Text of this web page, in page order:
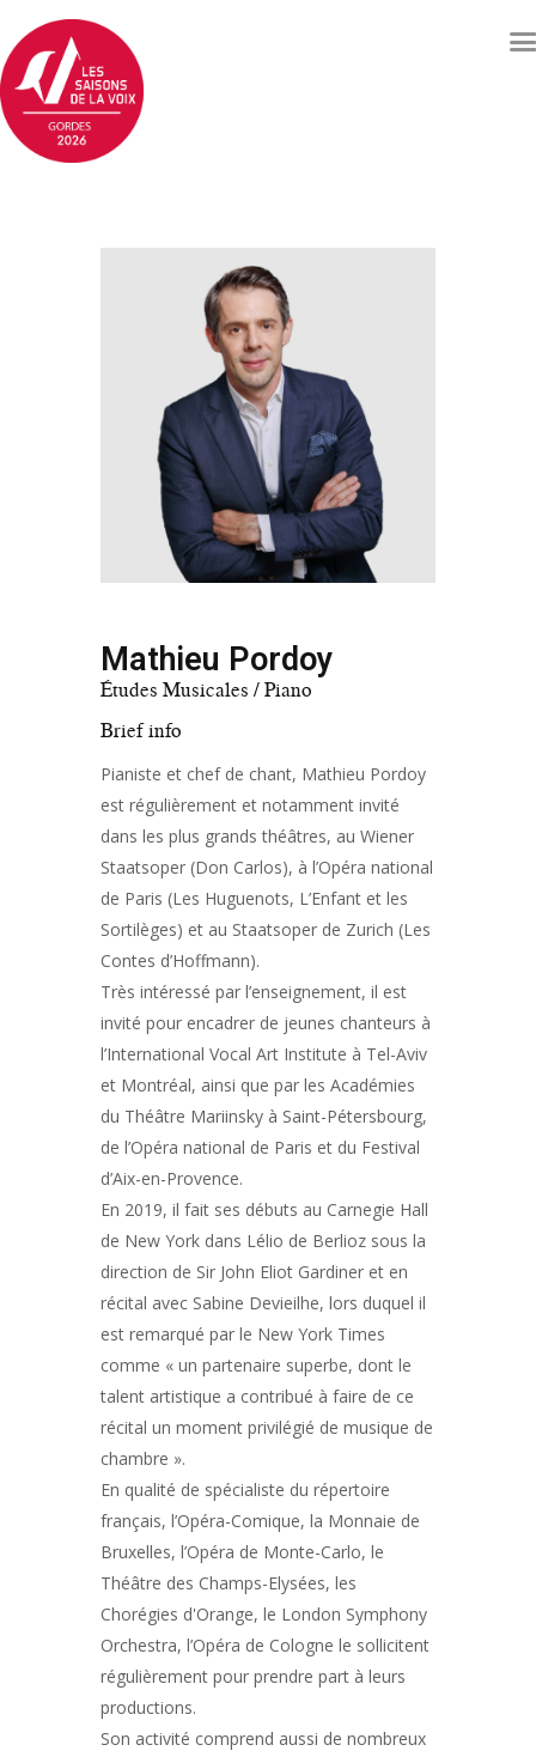
Qui sommes nous ?
Soutenez les Saisons de
Contacts
Mathieu Pordoy
Études Musicales / Piano
Brief info
Pianiste et chef de chant, Mathieu Pordoy
est régulièrement et notamment invité
dans les plus grands théâtres, au Wiener
Staatsoper (Don Carlos), à l’Opéra national
de Paris (Les Huguenots, L’Enfant et les
Sortilèges) et au Staatsoper de Zurich (Les
Contes d’Hoffmann).
Très intéressé par l’enseignement, il est
invité pour encadrer de jeunes chanteurs à
l’International Vocal Art Institute à Tel-Aviv
et Montréal, ainsi que par les Académies
du Théâtre Mariinsky à Saint-Pétersbourg,
de l’Opéra national de Paris et du Festival
d’Aix-en-Provence.
En 2019, il fait ses débuts au Carnegie Hall
de New York dans Lélio de Berlioz sous la
direction de Sir John Eliot Gardiner et en
récital avec Sabine Devieilhe, lors duquel il
est remarqué par le New York Times
comme « un partenaire superbe, dont le
talent artistique a contribué à faire de ce
récital un moment privilégié de musique de
chambre ».
En qualité de spécialiste du répertoire
français, l’Opéra-Comique, la Monnaie de
Bruxelles, l’Opéra de Monte-Carlo, le
Théâtre des Champs-Elysées, les
Chorégies d'Orange, le London Symphony
Orchestra, l’Opéra de Cologne le sollicitent
régulièrement pour prendre part à leurs
productions.
Son activité comprend aussi de nombreux